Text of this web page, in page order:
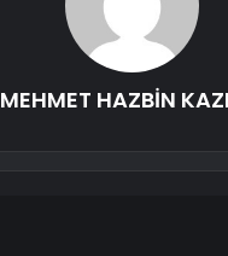
MEHMET HAZBİN